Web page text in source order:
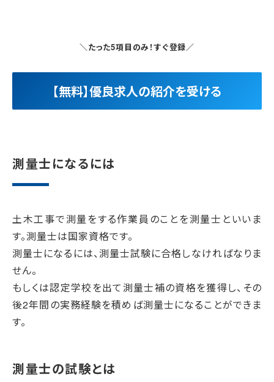
＼たった5項目のみ！すぐ登録／
【無料】優良求人の紹介を受ける
測量士になるには
土木工事で測量をする作業員のことを測量士といいま
す。測量士は国家資格です。
測量士になるには、測量士試験に合格しなければなりま
せん。
もしくは認定学校を出て測量士補の資格を獲得し、その
後2年間の実務経験を積めば測量士になることができま
す。
測量士の試験とは